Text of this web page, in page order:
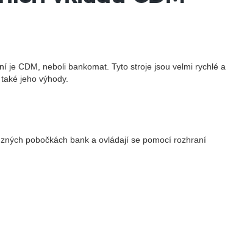
je CDM, neboli bankomat. Tyto stroje jsou velmi rychlé a
jeho výhody.
pobočkách bank a ovládají se pomocí rozhraní